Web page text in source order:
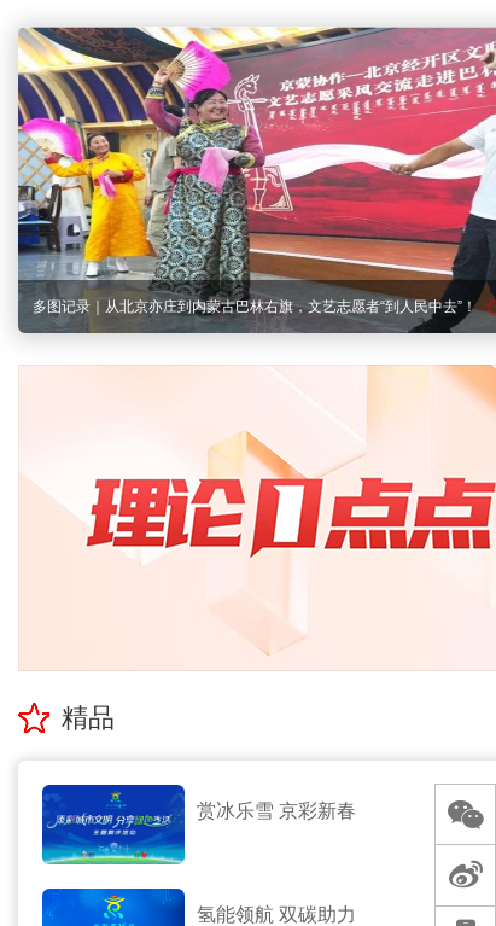
民中去”！ 在城市醒来之前，朝霞已留下绚烂的浪漫
精品
赏冰乐雪 京彩新春
氢能领航 双碳助力